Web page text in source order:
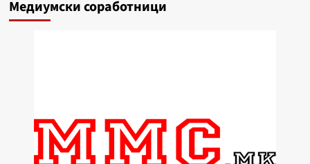
Медиумски соработници